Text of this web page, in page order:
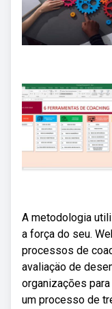
A metodologia
a força do seu.
processos de
avaliaçäo de
organizaçōes
um processo de